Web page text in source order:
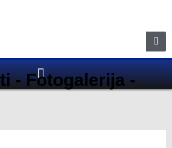
-Fotogalerija-